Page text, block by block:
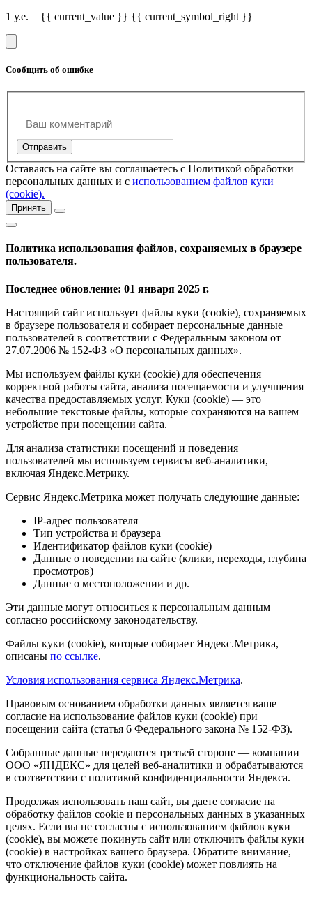
1 у.е. = {{ current_value }} {{ current_symbol_right }}
Сообщить об ошибке
Оставаясь на сайте вы соглашаетесь с Политикой обработки
персональных данных и с использованием файлов куки
(cookie).
Принять
Политика использования файлов, сохраняемых в браузере
пользователя.
Последнее обновление: 01 января 2025 г.
Настоящий сайт использует файлы куки (cookie), сохраняемых
в браузере пользователя и собирает персональные данные
пользователей в соответствии с Федеральным законом от
27.07.2006 № 152-ФЗ «О персональных данных».
Мы используем файлы куки (cookie) для обеспечения
корректной работы сайта, анализа посещаемости и улучшения
качества предоставляемых услуг. Куки (cookie) — это
небольшие текстовые файлы, которые сохраняются на вашем
устройстве при посещении сайта.
Для анализа статистики посещений и поведения
пользователей мы используем сервисы веб-аналитики,
включая Яндекс.Метрику.
Сервис Яндекс.Метрика может получать следующие данные:
IP-адрес пользователя
Тип устройства и браузера
Идентификатор файлов куки (cookie)
Данные о поведении на сайте (клики, переходы, глубина
просмотров)
Данные о местоположении и др.
Эти данные могут относиться к персональным данным
согласно российскому законодательству.
Файлы куки (cookie), которые собирает Яндекс.Метрика,
описаны по ссылке.
Условия использования сервиса Яндекс.Метрика.
Правовым основанием обработки данных является ваше
согласие на использование файлов куки (cookie) при
посещении сайта (статья 6 Федерального закона № 152-ФЗ).
Собранные данные передаются третьей стороне — компании
ООО «ЯНДЕКС» для целей веб-аналитики и обрабатываются
в соответствии с политикой конфиденциальности Яндекса.
Продолжая использовать наш сайт, вы даете согласие на
обработку файлов cookie и персональных данных в указанных
целях. Если вы не согласны с использованием файлов куки
(cookie), вы можете покинуть сайт или отключить файлы куки
(cookie) в настройках вашего браузера. Обратите внимание,
что отключение файлов куки (cookie) может повлиять на
функциональность сайта.